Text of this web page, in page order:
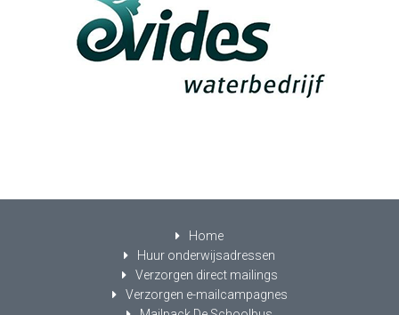
Home
Huur onderwijsadressen
Verzorgen direct mailings
Verzorgen e-mailcampagnes